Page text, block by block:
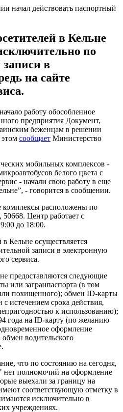
начал действовать паспортный
в Кельне
по
записи в
на сайте
работу обособленное
предприятия Документ,
беженцам в решении
сообщает Министерство
мобильных комплексов -
белого цвета с
- начали свою работу в еще
- говорится в сообщении.
комплексы расположены по
Центр работает с
до 18:00.
Кельне осуществляется
записи в электронную
сервиса.
предоставляются следующие
или загранпаспорта (в том
похищенного); обмен ID-карты
с истечением срока действия,
к использованию);
года на ID-карту (по желанию
оформление
водительского
что по состоянию на сегодня,
полномочий на оформление
выехали за границу на
соответствующую отметку в
исключительно в
учреждениях.